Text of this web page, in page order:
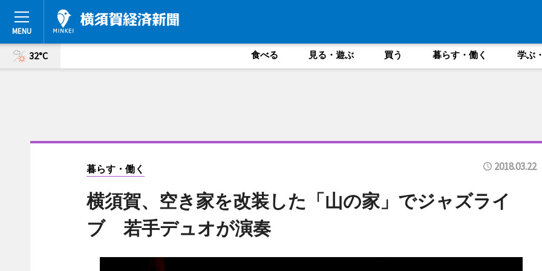
32°C 食べる 見る・遊ぶ 買う 暮らす・働く 学ぶ
暮らす・働く 2018.03.22
横須賀、空き家を改装した「山の家」でジャズライ
ブ 若手デュオが演奏